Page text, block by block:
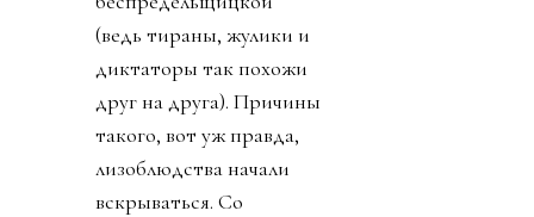
(ведь тираны, жулики и
диктаторы так похожи
друг на друга). Причины
такого, вот уж правда,
лизоблюдства начали
вскрываться. Со